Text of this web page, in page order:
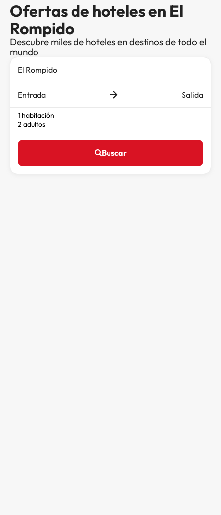
Ofertas de hoteles en El
Rompido
Descubre miles de hoteles en destinos de todo el
mundo
Entrada Salida
1 habitación
2 adultos
Buscar